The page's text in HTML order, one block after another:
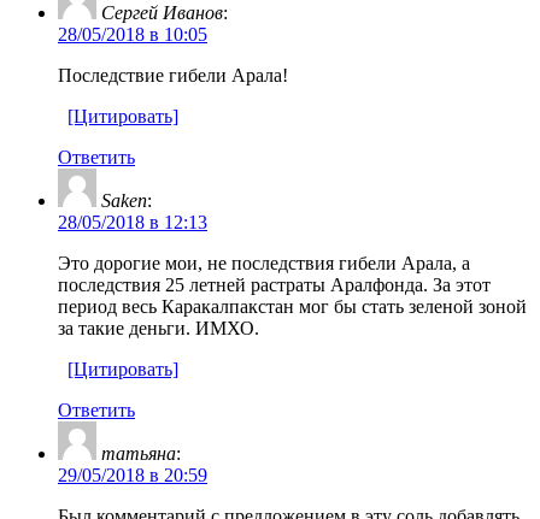
Сергей Иванов:
28/05/2018 в 10:05
Последствие гибели Арала!
[Цитировать]
Ответить
Saken:
28/05/2018 в 12:13
Это дорогие мои, не последствия гибели Арала, а
последствия 25 летней растраты Аралфонда. За этот
период весь Каракалпакстан мог бы стать зеленой зоной
за такие деньги. ИМХО.
[Цитировать]
Ответить
татьяна:
29/05/2018 в 20:59